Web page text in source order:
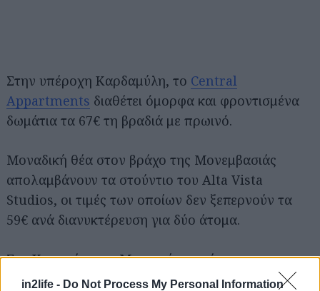
in2life - Do Not Process My Personal Information
Στην υπέροχη Καρδαμύλη, το Central
Appartments διαθέτει όμορφα και φροντισμένα
δωμάτια τα 67€ τη βραδιά με πρωινό.
Μοναδική θέα στον βράχο της Μονεμβασιάς
απολαμβάνουν τα στούντιο του Alta Vista
Studios, οι τιμές των οποίων δεν ξεπερνούν τα
59€ ανά διανυκτέρευση για δύο άτομα.
Στο Κοπανάκι της Μεσσηνίας, ανάμεσα σε
φανταστικούς προορισμούς ορεινούς όπως το
για...